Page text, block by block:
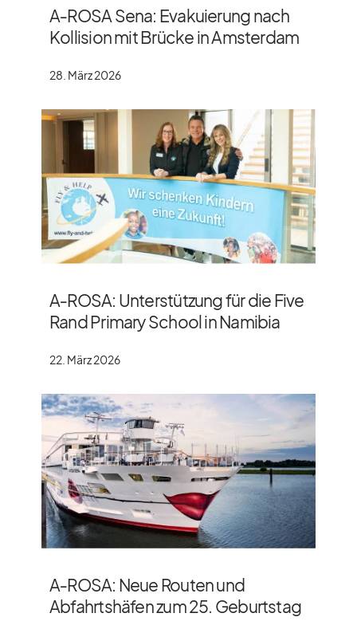
A‑ROSA Sena: Evakuierung nach
Kollision mit Brücke in Amsterdam
28. März 2026
A‑ROSA: Unterstützung für die Five
Rand Primary School in Namibia
22. März 2026
A‑ROSA: Neue Routen und
Abfahrtshäfen zum 25. Geburtstag